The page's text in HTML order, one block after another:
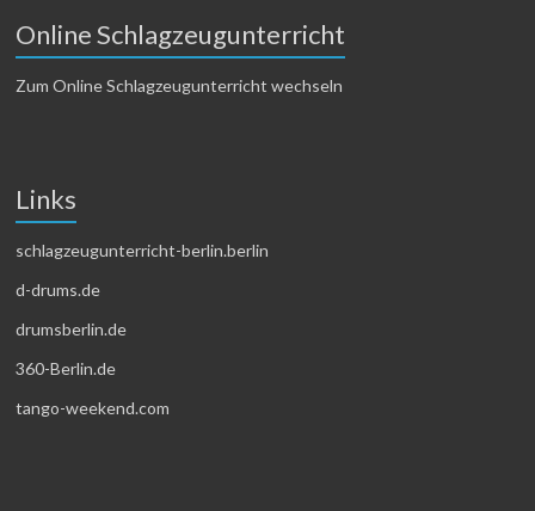
Online Schlagzeugunterricht
Zum Online Schlagzeugunterricht wechseln
Links
schlagzeugunterricht-berlin.berlin
d-drums.de
drumsberlin.de
360-Berlin.de
tango-weekend.com